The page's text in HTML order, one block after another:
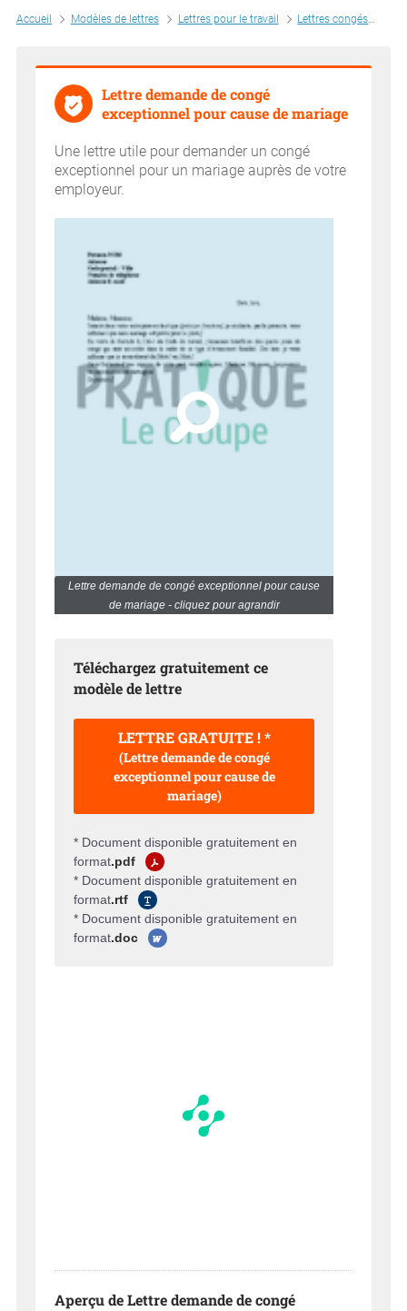
Accueil Modèles de lettres Lettres pour le travail Lettres congés
Lettre demande de congé
exceptionnel pour cause de mariage
Une lettre utile pour demander un congé
exceptionnel pour un mariage auprès de votre
employeur.
Lettre demande de congé exceptionnel pour cause
de mariage - cliquez pour agrandir
Téléchargez gratuitement ce
modèle de lettre
LETTRE GRATUITE ! *
(Lettre demande de congé
exceptionnel pour cause de
mariage)
* Document disponible gratuitement en
format.pdf
* Document disponible gratuitement en
format.rtf
* Document disponible gratuitement en
format.doc
Aperçu de Lettre demande de congé